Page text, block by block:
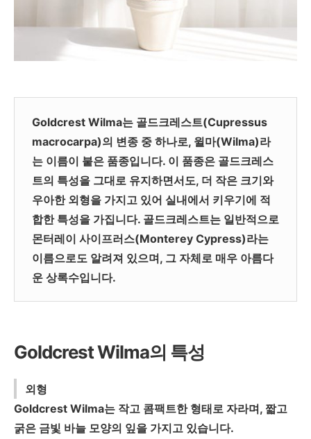
Goldcrest Wilma는 골드크레스트(Cupressus
macrocarpa)의 변종 중 하나로, 윌마(Wilma)라
는 이름이 붙은 품종입니다. 이 품종은 골드크레스
트의 특성을 그대로 유지하면서도, 더 작은 크기와
우아한 외형을 가지고 있어 실내에서 키우기에 적
합한 특성을 가집니다. 골드크레스트는 일반적으로
몬터레이 사이프러스(Monterey Cypress)라는
이름으로도 알려져 있으며, 그 자체로 매우 아름다
운 상록수입니다.
Goldcrest Wilma의 특성
외형
Goldcrest Wilma는 작고 콤팩트한 형태로 자라며, 짧고
굵은 금빛 바늘 모양의 잎을 가지고 있습니다.